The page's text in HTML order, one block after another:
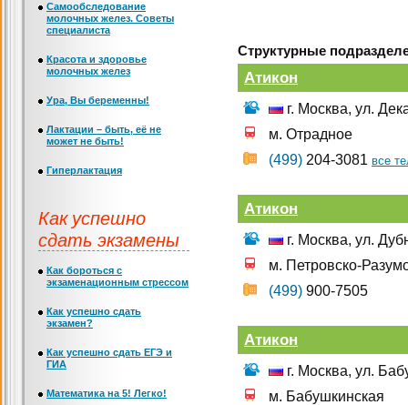
Структурные
Атикон
г. Москва, ул.
м. Отрадное
(499) 204-3081 все
Атикон
г. Москва, ул.
м. Петровско-
(499) 900-7505
Атикон
г. Москва, ул.
м. Бабушкинская
Самообследование
молочных желез. Советы
специалиста
Красота и здоровье
молочных желез
Ура, Вы беременны!
Лактации – быть, её не
может не быть!
Гиперлактация
Как успешно
сдать экзамены
Как бороться с
экзаменационным стрессом
Как успешно сдать
экзамен?
Как успешно сдать ЕГЭ и
ГИА
Математика на 5! Легко!